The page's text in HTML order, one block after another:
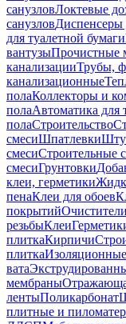
санузловЛоктевые
санузловДиспенсеры
для туалетной бумаги
вантузыПрочистные
канализацииТрубы,
канализационные
полаКоллекторы и
полаАвтоматика для
полаСтроительство
смесиШпатлевки
смесиСтроительные
смесиГрунтовки
клеи, герметики
пенаКлеи для обоев
покрытий
резьбыКлеи
плиткаКирпичи
плитка
вата
мембраны
лентыПоликарбонат
плитные и